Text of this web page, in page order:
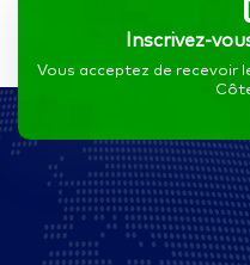
Inscrivez-
Vous acceptez de recevoir